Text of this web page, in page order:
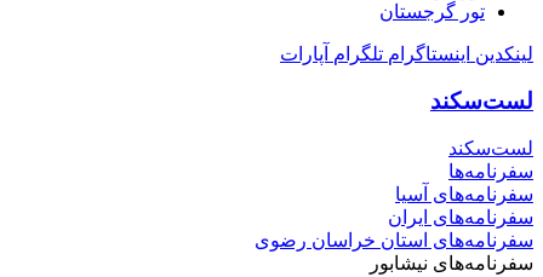
تور گرجستان
لینکدین اینستاگرام تلگرام آپارات
لست‌سکند
لست‌سکند
سفرنامه‌ها
سفرنامه‌های آسیا
سفرنامه‌های ایران
سفرنامه‌های استان خراسان رضوی
سفرنامه‌های نیشابور